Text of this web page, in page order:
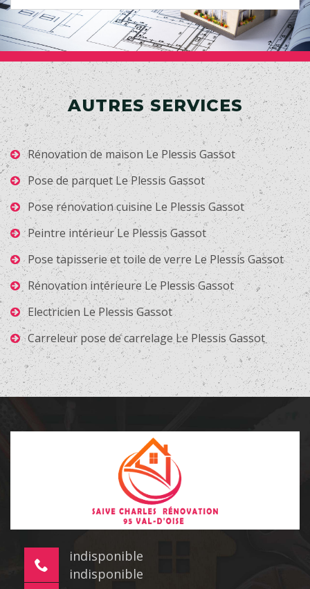
AUTRES SERVICES
Rénovation de maison Le Plessis Gassot
Pose de parquet Le Plessis Gassot
Pose rénovation cuisine Le Plessis Gassot
Peintre intérieur Le Plessis Gassot
Pose tapisserie et toile de verre Le Plessis Gassot
Rénovation intérieure Le Plessis Gassot
Electricien Le Plessis Gassot
Carreleur pose de carrelage Le Plessis Gassot
indisponible
indisponible